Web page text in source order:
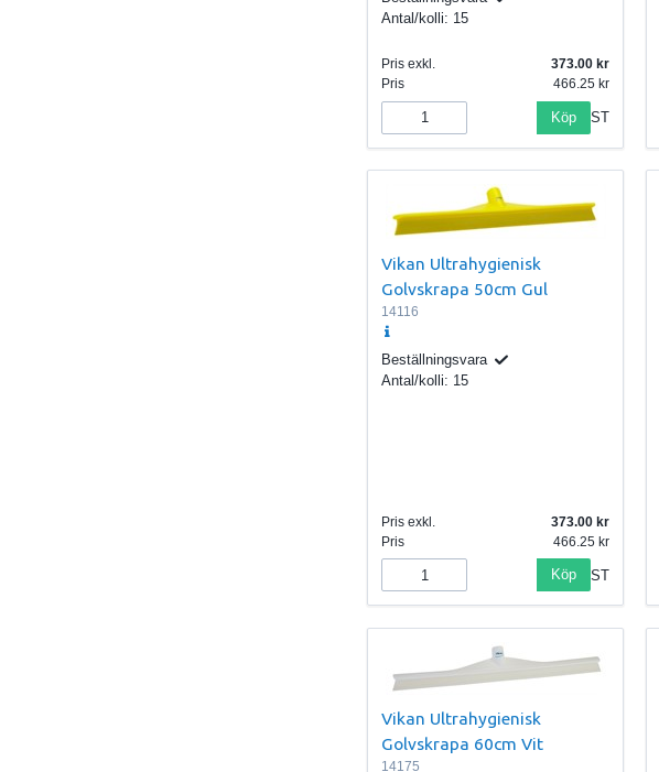
Antal/kolli: 15
Pris exkl.
373.00
Pris
466.25
Köp ST
Vikan Ultrahygienisk
Golvskrapa 50cm Gul
14116
Beställningsvara
Antal/kolli: 15
Pris exkl.
373.00
Pris
466.25
Köp ST
Vikan Ultrahygienisk
Golvskrapa 60cm Vit
14175